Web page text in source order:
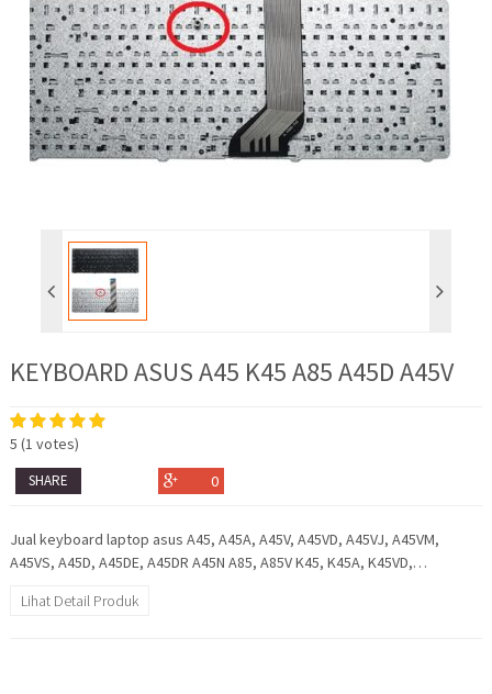
KEYBOARD ASUS A45 K45 A85 A45D A45V
5 (1 votes)
SHARE 0
Jual keyboard laptop asus A45, A45A, A45V, A45VD, A45VJ, A45VM,
A45VS, A45D, A45DE, A45DR A45N A85, A85V K45, K45A, K45VD,…
Lihat Detail Produk